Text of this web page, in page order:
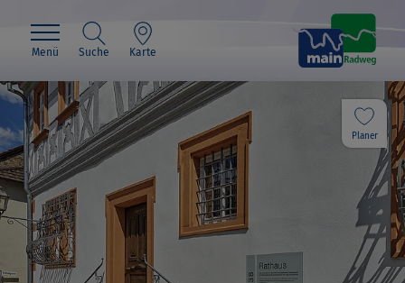
Menü Suche Karte
Planer